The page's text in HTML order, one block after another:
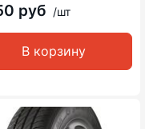
руб /шт
В корзину